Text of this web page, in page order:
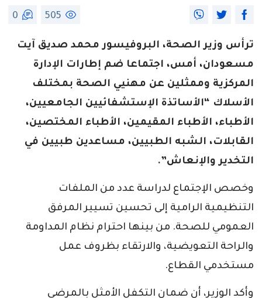
505
0
ترأس وزير الصحة، البروفيسور محمد صديق آيت
مسعودان، أمس، اجتماعا ضم إطارات الإدارة
المركزية وممثلين عن مهنيي الصحة بمختلف
الأسلاك “الأساتذة الإستشفائيين الجامعيين،
الأطباء، الأطباء المقيمين، الأطباء المختصين،
القابلات، الشبه الطبيين، مساعدين طبيين في
التخدير والإنعاش”.
وخصص الإجتماع لدراسة عدد من الملفات
التنظيمية الرامية إلى تحسين تسيير المرفق
العمومي للصحة. من بينها احترام نظام المداومة
والراحة التعويضية، والارتقاء بظروف عمل
مستخدمي القطاع.
وأكد الوزير، أن ضمان التكفل الأمثل بالمرضى